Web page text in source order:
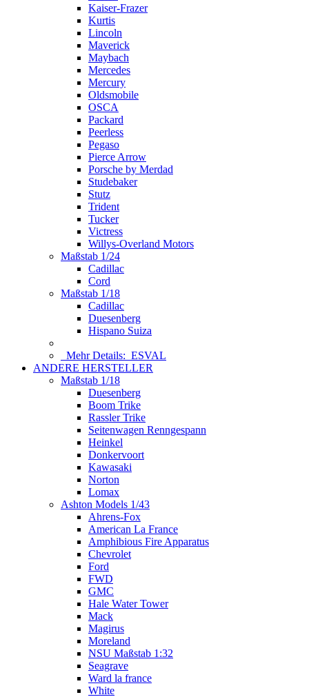
Kaiser-Frazer
Kurtis
Lincoln
Maverick
Maybach
Mercedes
Mercury
Oldsmobile
OSCA
Packard
Peerless
Pegaso
Pierce Arrow
Porsche by Merdad
Studebaker
Stutz
Trident
Tucker
Victress
Willys-Overland Motors
Maßstab 1/24
Cadillac
Cord
Maßstab 1/18
Cadillac
Duesenberg
Hispano Suiza
Mehr Details: ESVAL
ANDERE HERSTELLER
Maßstab 1/18
Duesenberg
Boom Trike
Rassler Trike
Seitenwagen Renngespann
Heinkel
Donkervoort
Kawasaki
Norton
Lomax
Ashton Models 1/43
Ahrens-Fox
American La France
Amphibious Fire Apparatus
Chevrolet
Ford
FWD
GMC
Hale Water Tower
Mack
Magirus
Moreland
NSU Maßstab 1:32
Seagrave
Ward la france
White